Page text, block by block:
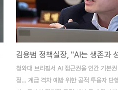
픈 2는 허깅페이스 트렌드(Trends)에서
체 모델 중 3위를 기록했으며, '주목할 모
(noteworthy model)' 목록에 등재되는
거를 달성했다.허깅페이스는 전 세계 AI
자와 연구자들이 모델, 데이터셋, 애플리케
션 등을 공유하고 협력하는 대표적인 오
스 AI 플랫폼이다...
청와대 브리핑서 AI 접근권을 인간 기본
정… 계급 격차 예방 위한 공적 투융자 단